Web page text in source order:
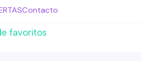
Contacto
favoritos